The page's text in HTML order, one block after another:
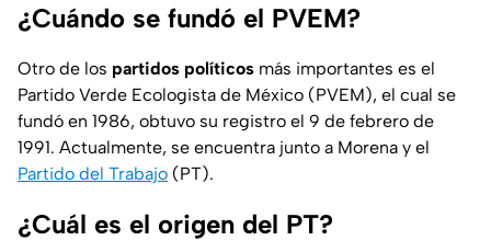
¿Cuándo se fundó el PVEM?
Otro de los partidos políticos más importantes es el
Partido Verde Ecologista de México (PVEM), el cual se
fundó en 1986, obtuvo su registro el 9 de febrero de
1991. Actualmente, se encuentra junto a Morena y el
Partido del Trabajo (PT).
¿Cuál es el origen del PT?